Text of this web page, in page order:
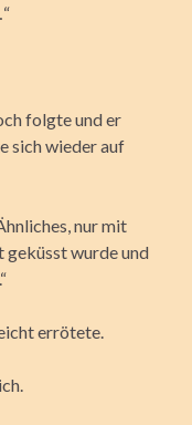
folgte und er
sich wieder auf
nur mit
geküsst wurde und
errötete.